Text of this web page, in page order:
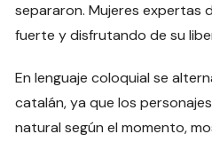
separaron. Mujeres expertas
fuerte y disfrutando de su
En lenguaje coloquial se
catalán, ya que los
natural según el momento,